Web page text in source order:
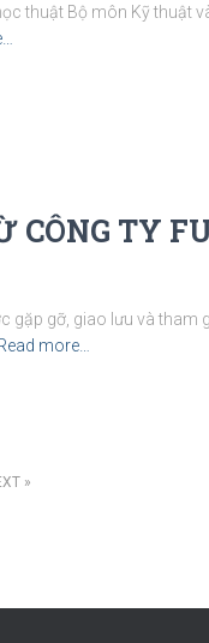
thuật Bộ môn Kỹ thuật
CÔNG TY
gặp gỡ, giao lưu và tham
more…